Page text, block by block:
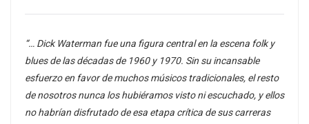
“… Dick Waterman fue una figura central en la escena folk y
blues de las décadas de 1960 y 1970. Sin su incansable
esfuerzo en favor de muchos músicos tradicionales, el resto
de nosotros nunca los hubiéramos visto ni escuchado, y ellos
no habrían disfrutado de esa etapa crítica de sus carreras